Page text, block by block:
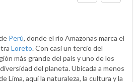
Perú, donde el río Amazonas marca el
Loreto. Con casi un tercio del
más grande del país y uno de los
del planeta. Ubicada a menos
Lima, aquí la naturaleza, la cultura y la